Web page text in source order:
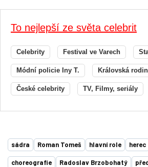
To nejlepší ze světa celebrit
Celebrity Festival ve Varech
Módní policie Iny T. Královská
České celebrity TV, Filmy, seriály
sádra Roman Tomeš hlavní role herec
choreografie Radoslav Brzobohatý